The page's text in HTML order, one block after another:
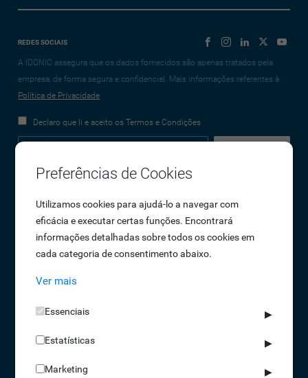
REDES SOCIAIS
A IDONIC assegura que os dados fornecidos são apenas tratados pela
empresa, de forma segura e confidencial. Mais informações referentes à
Política de Privacidade
Declaro que li e aceito os Termos e Condições
Empresa
Sobre Nós
Oportunidades de Emprego
Termos e Condições
Política de Privacidade
Livro de reclamações
Preferências de Cookies
Utilizamos cookies para ajudá-lo a navegar com
eficácia e executar certas funções. Encontrará
informações detalhadas sobre todos os cookies em
cada categoria de consentimento abaixo.
Ver mais
Essenciais ▶
Estatísticas ▶
Marketing ▶